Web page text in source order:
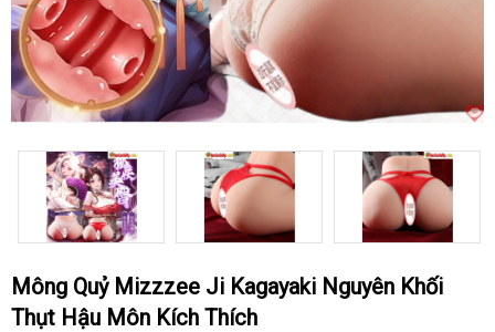
Mông Quỷ Mizzzee Ji Kagayaki Nguyên Khối
Thụt Hậu Môn Kích Thích